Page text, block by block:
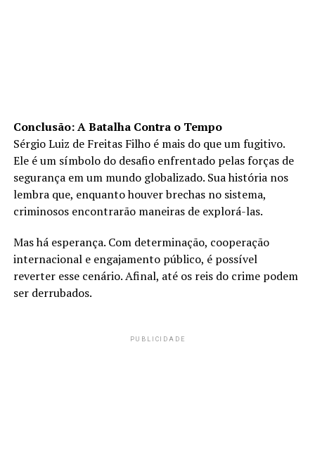
Conclusão: A Batalha Contra o Tempo
Sérgio Luiz de Freitas Filho é mais do que um fugitivo.
Ele é um símbolo do desafio enfrentado pelas forças de
segurança em um mundo globalizado. Sua história nos
lembra que, enquanto houver brechas no sistema,
criminosos encontrarão maneiras de explorá-las.
Mas há esperança. Com determinação, cooperação
internacional e engajamento público, é possível
reverter esse cenário. Afinal, até os reis do crime podem
ser derrubados.
PUBLICIDADE